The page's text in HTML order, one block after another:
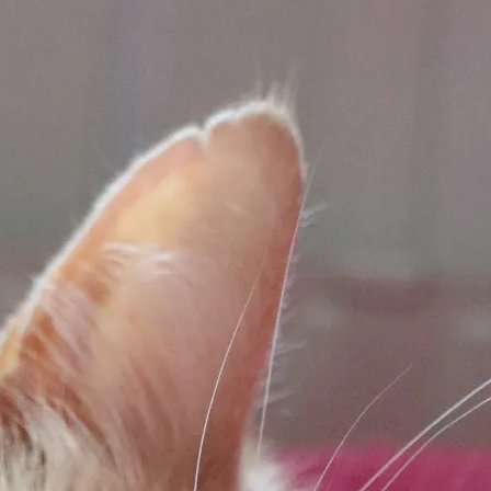
Kärlek
Mord Nobelpriset
Personligt
& samhälle
Relationer
Storbritannien
Tonår Ungdomsböcker
USA Vill läsa